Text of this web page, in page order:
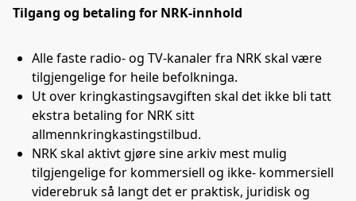
Tilgang og betaling for NRK-innhold
Alle faste radio- og TV-kanaler fra NRK skal være
tilgjengelige for heile befolkninga.
Ut over kringkastingsavgiften skal det ikke bli tatt
ekstra betaling for NRK sitt
allmennkringkastingstilbud.
NRK skal aktivt gjøre sine arkiv mest mulig
tilgjengelige for kommersiell og ikke- kommersiell
viderebruk så langt det er praktisk, juridisk og